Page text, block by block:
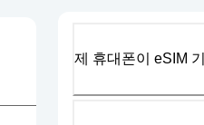
제 휴대폰이 eSIM